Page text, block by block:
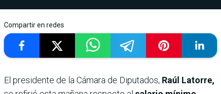
Compartir en redes
El presidente de la Cámara de Diputados, Raúl Latorre,